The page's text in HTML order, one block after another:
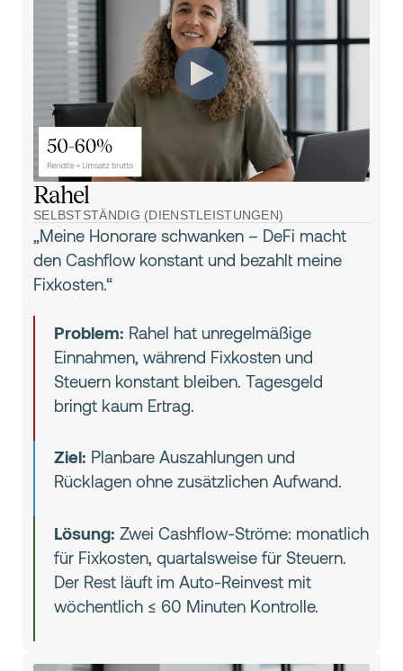
Rahel
SELBSTSTÄNDIG (DIENSTLEISTUNGEN)
„Meine Honorare schwanken – DeFi macht
den Cashflow konstant und bezahlt meine
Fixkosten.“
Problem: Rahel hat unregelmäßige
Einnahmen, während Fixkosten und
Steuern konstant bleiben. Tagesgeld
bringt kaum Ertrag.
Ziel: Planbare Auszahlungen und
Rücklagen ohne zusätzlichen Aufwand.
Lösung: Zwei Cashflow-Ströme: monatlich
für Fixkosten, quartalsweise für Steuern.
Der Rest läuft im Auto-Reinvest mit
wöchentlich ≤ 60 Minuten Kontrolle.